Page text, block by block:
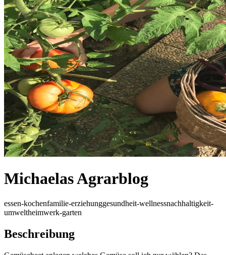
Michaelas Agrarblog
essen-kochenfamilie-erziehunggesundheit-wellnessnachhaltigkeit-
umweltheimwerk-garten
Beschreibung